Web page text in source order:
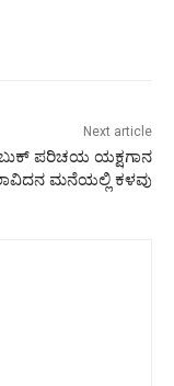
Next article
ಪರಿಚಯ ಯಕ್ಷಗಾನ
ಮನೆಯಲ್ಲಿ ಕಳವು